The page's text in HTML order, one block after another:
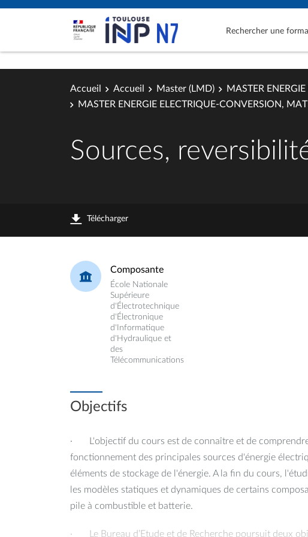
Rechercher une
Accueil Accueil Master (LMD)
MASTER
MASTER ENERGIE ELECTRIQUE-CONVERSION,
Sources,
Télécharger
Composante
École Nationale
Supérieure
d'Électrotechnique
d'Électronique
d'Informatique
d'Hydraulique et
des
Télécommunications
Objectifs
· L'objectif du cours est de connaître et de
fonctionnement des principales sources d'énergie
éléments de stockage de l'énergie. A la fin du cours,
les modèles statiques et dynamiques de certains
pile à combustible et batterie.
· Le Bureau d’Etude et de Recherche poursuit deux